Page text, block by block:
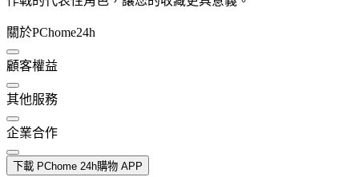
關於PChome24h
顧客權益
其他服務
企業合作
下載 PChome 24h購物 APP